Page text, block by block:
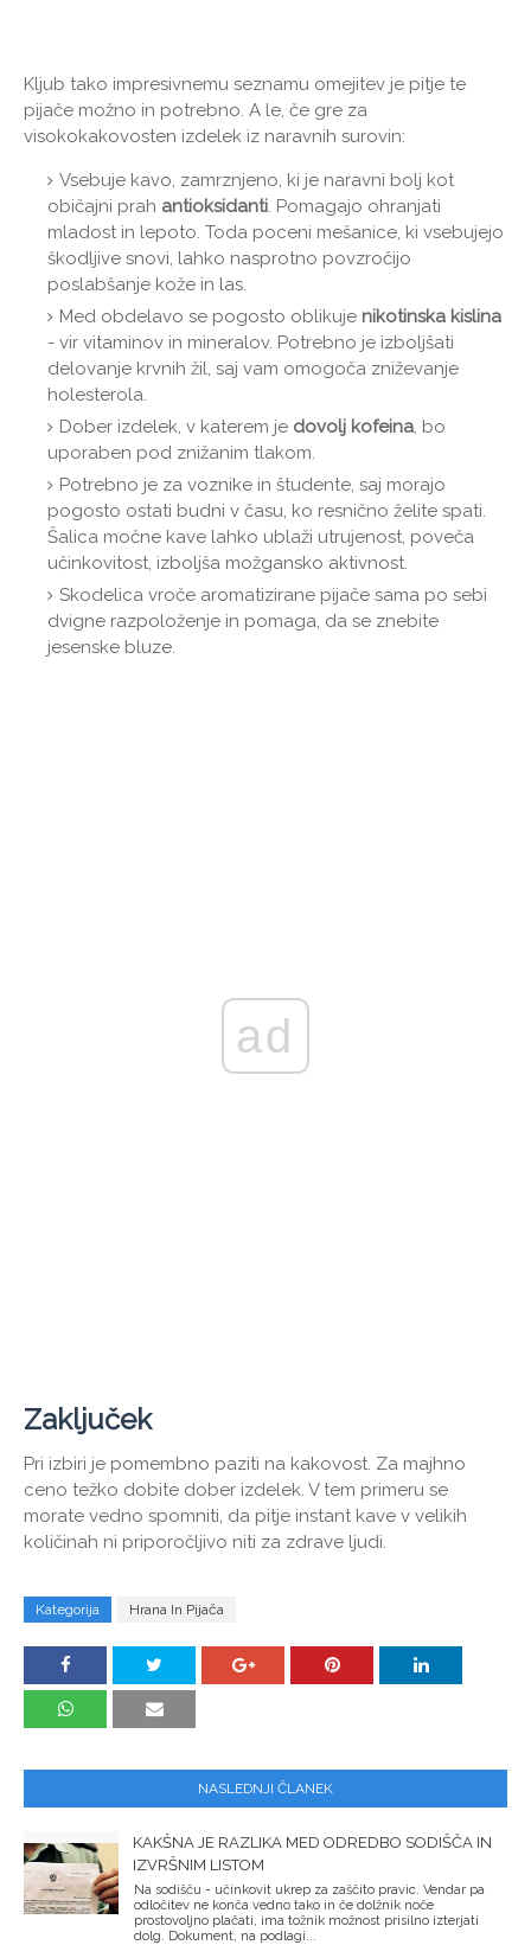
Kljub tako impresivnemu seznamu omejitev je pitje te
pijače možno in potrebno. A le, če gre za
visokokakovosten izdelek iz naravnih surovin:
Vsebuje kavo, zamrznjeno, ki je naravni bolj kot
običajni prah antioksidanti . Pomagajo ohranjati
mladost in lepoto. Toda poceni mešanice, ki vsebujejo
škodljive snovi, lahko nasprotno povzročijo
poslabšanje kože in las.
Med obdelavo se pogosto oblikuje nikotinska kislina
- vir vitaminov in mineralov. Potrebno je izboljšati
delovanje krvnih žil, saj vam omogoča zniževanje
holesterola.
Dober izdelek, v katerem je dovolj kofeina , bo
uporaben pod znižanim tlakom.
Potrebno je za voznike in študente, saj morajo
pogosto ostati budni v času, ko resnično želite spati.
Šalica močne kave lahko ublaži utrujenost, poveča
učinkovitost, izboljša možgansko aktivnost.
Skodelica vroče aromatizirane pijače sama po sebi
dvigne razpoloženje in pomaga, da se znebite
jesenske bluze.
ad
Zaključek
Pri izbiri je pomembno paziti na kakovost. Za majhno
ceno težko dobite dober izdelek. V tem primeru se
morate vedno spomniti, da pitje instant kave v velikih
količinah ni priporočljivo niti za zdrave ljudi.
Kategorija Hrana In Pijača
NASLEDNJI ČLANEK
KAKŠNA JE RAZLIKA MED ODREDBO SODIŠČA IN
IZVRŠNIM LISTOM
Na sodišču - učinkovit ukrep za zaščito pravic. Vendar pa
odločitev ne konča vedno tako in če dolžnik noče
prostovoljno plačati, ima tožnik možnost prisilno izterjati
dolg. Dokument, na podlagi...